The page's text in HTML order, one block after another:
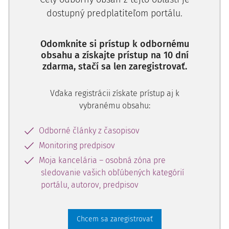
301/2005 Z z. Trestný poriadok v znení neskorších
trestného súdu (ďalej aj ako "ŠTS") na trestné činy
extrémizmu bola snaha o dostatočne odborné a
ako aj zabezpečenie ich náležitého odhaľovania a
objasňovania zo strany orgánov činných v trestnom
konaní.
V súčasnosti, po šiestich rokoch od jej zavedenia, by bolo
vhodné zhodnotiť jej súčasnú opodstatnenosť a to najmä s
v trestnom konaní (ďalej aj ako "OČTK"), volajúcich po jej
dostupný predplatiteľom portálu.
Odomknite si prístup k odbornému
obsahu a získajte prístup na 10 dní
zdarma, stačí sa len zaregistrovať.
Vďaka registrácii získate prístup aj k
vybranému obsahu:
Odborné články z časopisov
Monitoring predpisov
Moja kancelária – osobná zóna pre
sledovanie vašich obľúbených kategórií
portálu, autorov, predpisov
Chcem sa zaregistrovať